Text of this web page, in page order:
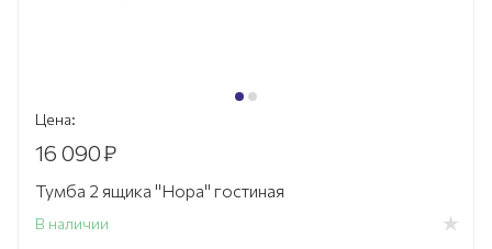
Цена:
16 090₽
Тумба 2 ящика "Нора" гостиная
В наличии